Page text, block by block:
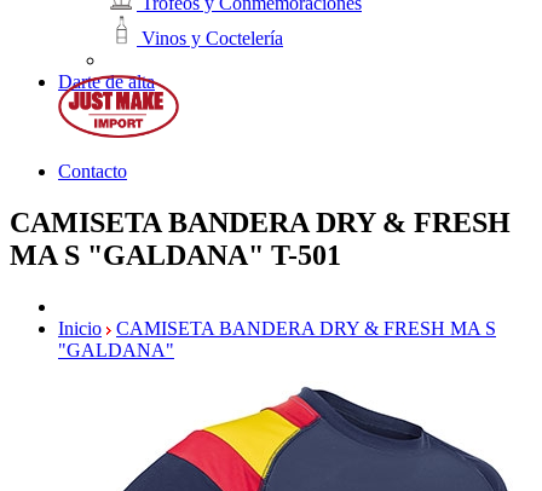
Vinos y Coctelería
Darte de alta
Contacto
CAMISETA BANDERA DRY & FRESH
MA S "GALDANA" T-501
Inicio
CAMISETA BANDERA DRY & FRESH MA S
"GALDANA"